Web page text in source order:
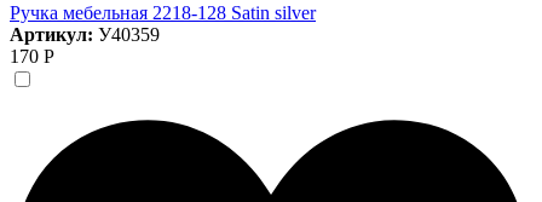
Ручка мебельная 2218-128 Satin silver
Артикул: У40359
170 Р